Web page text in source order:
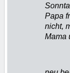
Papa
nicht,
Mama